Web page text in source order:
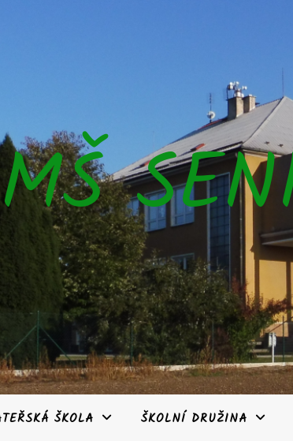
ŠKOLA ŠKOLNÍ DRUŽINA